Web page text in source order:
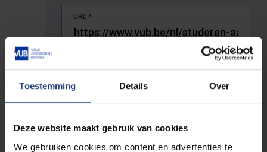
Toestemming Details Over
Deze website maakt gebruik van cookies
We gebruiken cookies om content en advertenties te
URL *
De volledige URL van de pagina waar je de fout zag.